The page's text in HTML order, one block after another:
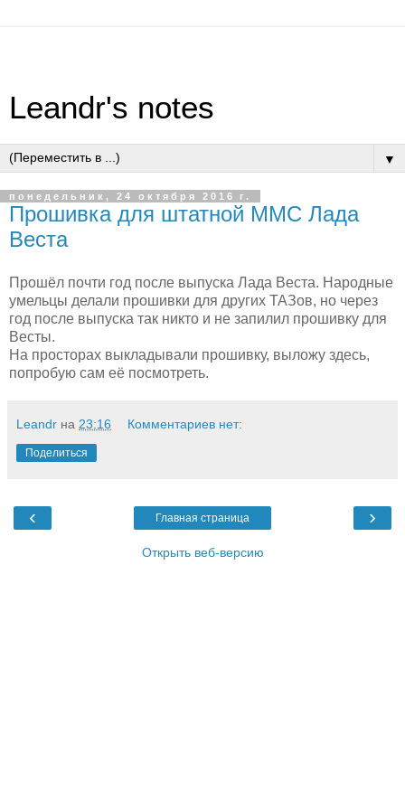
Leandr's notes
▼
понедельник, 24 октября 2016 г.
Прошивка для штатной ММС Лада
Веста
Прошёл почти год после выпуска Лада Веста. Народные
умельцы делали прошивки для других ТАЗов, но через
год после выпуска так никто и не запилил прошивку для
Весты.
На просторах выкладывали прошивку, выложу здесь,
попробую сам её посмотреть.
Leandr на 23:16 Комментариев нет:
Поделиться
‹ ›
Главная страница
Открыть веб-версию